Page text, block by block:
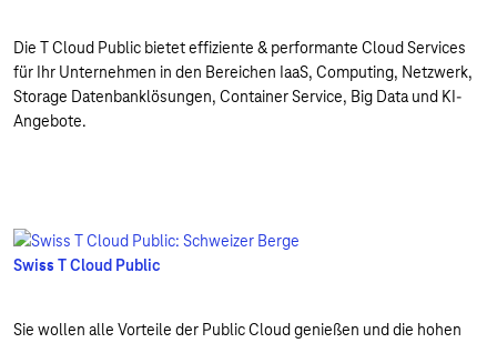
Die T Cloud Public bietet effiziente & performante Cloud Services
für Ihr Unternehmen in den Bereichen IaaS, Computing, Netzwerk,
Storage Datenbanklösungen, Container Service, Big Data und KI-
Angebote.
Swiss T Cloud Public
Sie wollen alle Vorteile der Public Cloud genießen und die hohen